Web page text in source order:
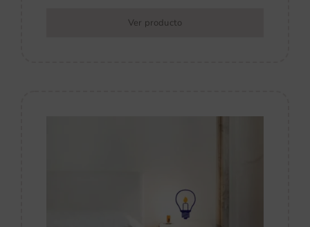
Ver producto